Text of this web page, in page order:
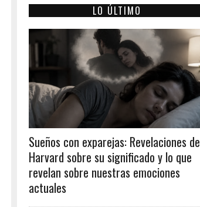
LO ÚLTIMO
Sueños con exparejas: Revelaciones de
Harvard sobre su significado y lo que
revelan sobre nuestras emociones
actuales